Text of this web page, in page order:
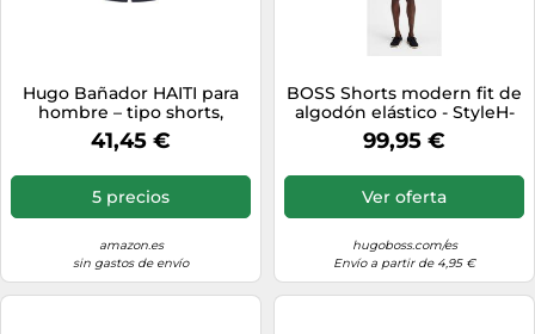
Hugo Bañador HAITI para
hombre – tipo shorts,
secado rápido, logo
estampado – Azul oscuro S
41,45 €
5 precios
amazon.es
sin gastos de envío
BOSS Shorts modern fit de
algodón elástico - StyleH-
Kane1-Shorts, 50555235
Amarillo claro 34
99,95 €
Ver oferta
hugoboss.com/es
Envío a partir de 4,95 €